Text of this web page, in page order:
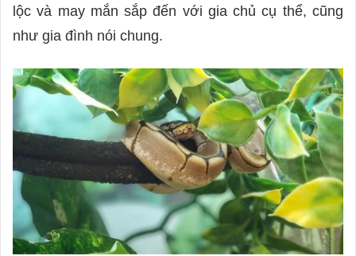
lộc và may mắn sắp đến với gia chủ cụ thể, cũng
như gia đình nói chung.